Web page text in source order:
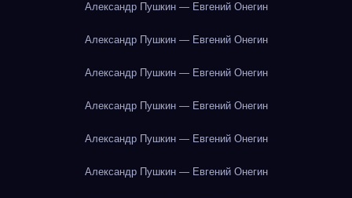
Александр Пушкин — Евгений Онегин
Александр Пушкин — Евгений Онегин
Александр Пушкин — Евгений Онегин
Александр Пушкин — Евгений Онегин
Александр Пушкин — Евгений Онегин
Александр Пушкин — Евгений Онегин